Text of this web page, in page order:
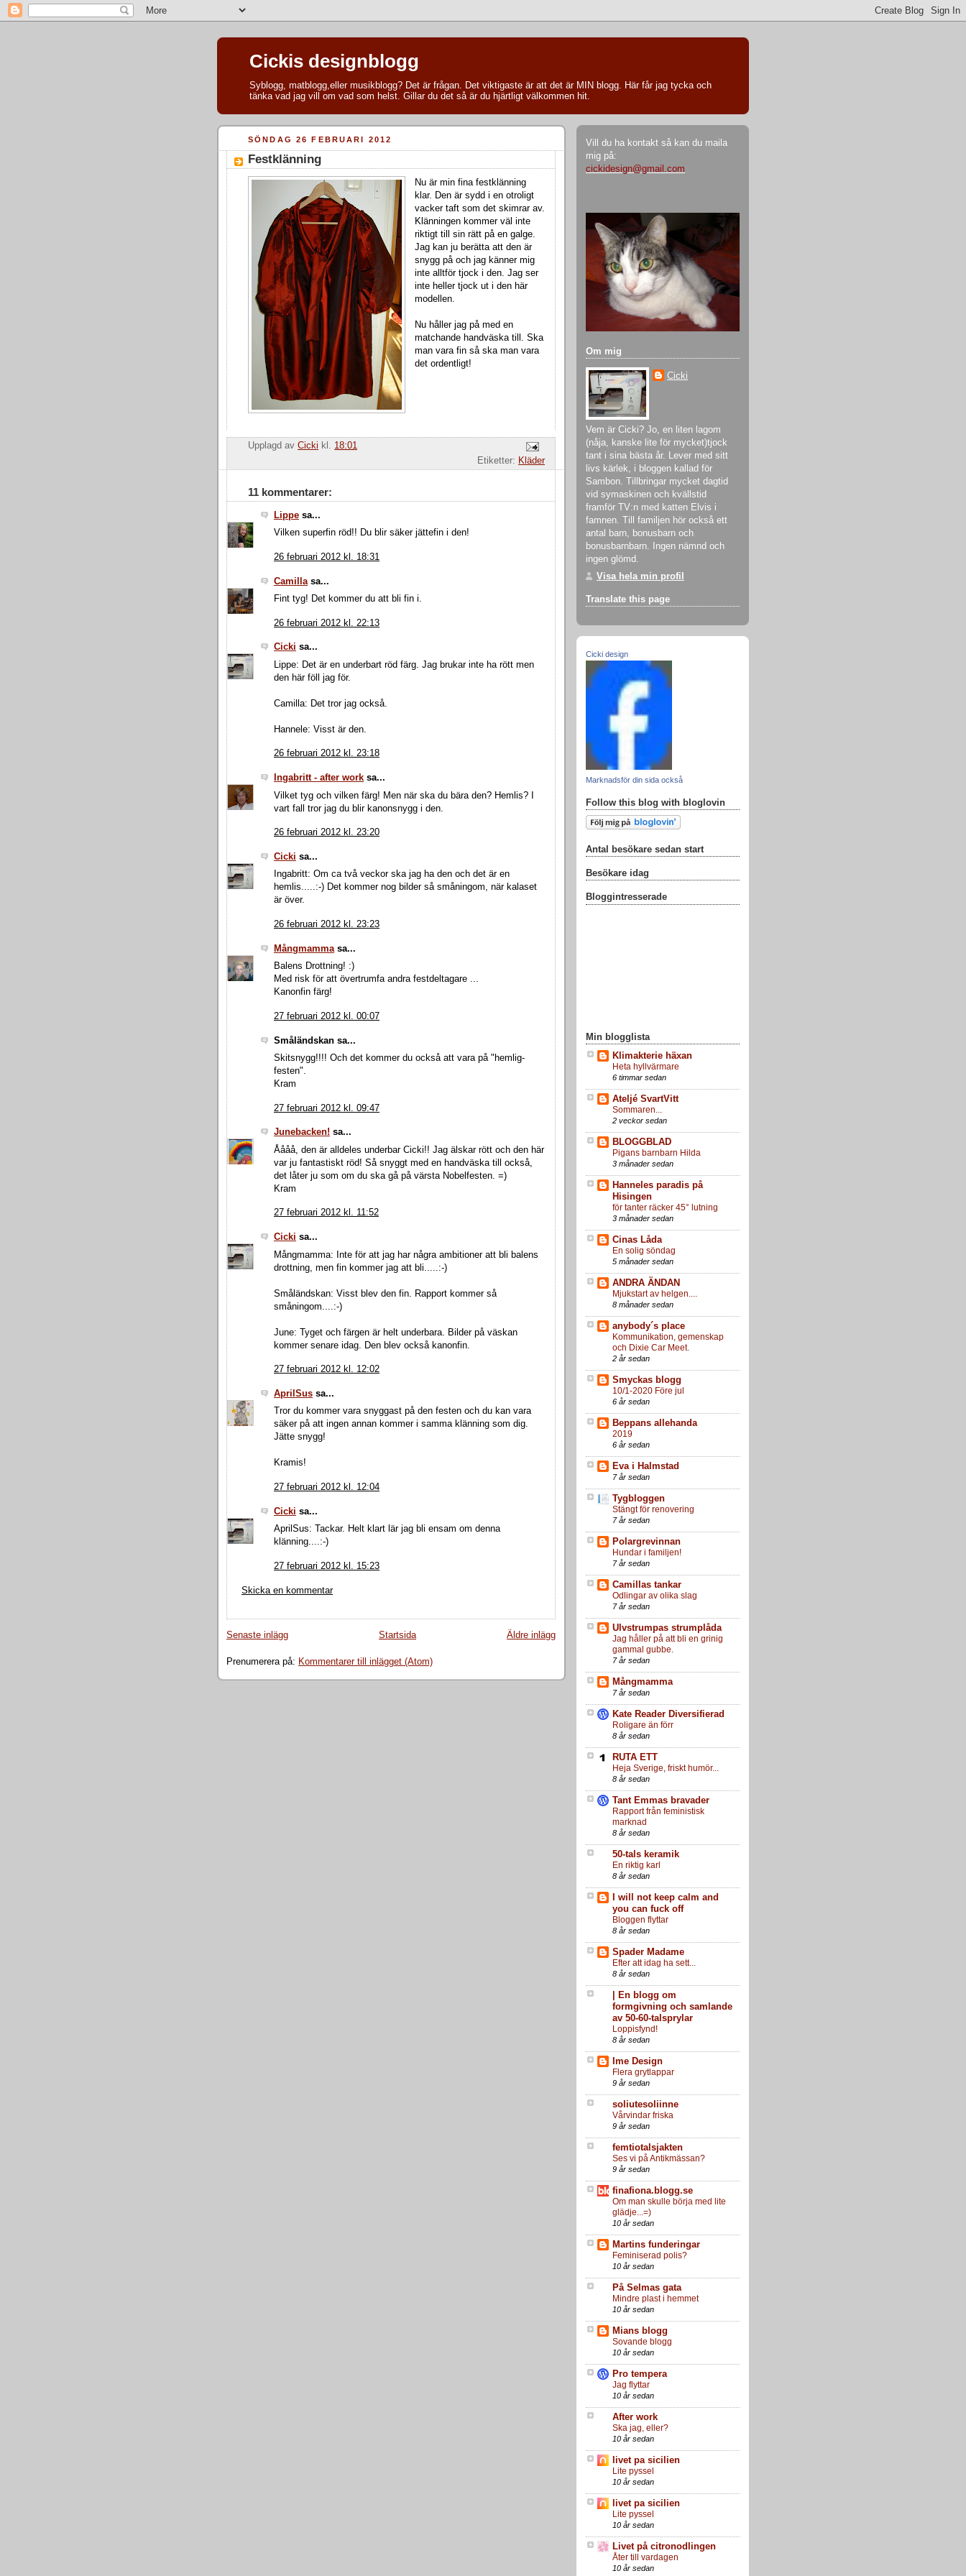
Cickis designblogg
Syblogg, matblogg,eller musikblogg? Det är frågan. Det viktigaste är att det är MIN blogg. Här får jag tycka och
tänka vad jag vill om vad som helst. Gillar du det så är du hjärtligt välkommen hit.
SÖNDAG 26 FEBRUARI 2012
Festklänning
Nu är min fina festklänning
klar. Den är sydd i en otroligt
vacker taft som det skimrar av.
Klänningen kommer väl inte
riktigt till sin rätt på en galge.
Jag kan ju berätta att den är
snygg på och jag känner mig
inte alltför tjock i den. Jag ser
inte heller tjock ut i den här
modellen.
Nu håller jag på med en
matchande handväska till. Ska
man vara fin så ska man vara
det ordentligt!
Upplagd av Cicki kl. 18:01
Etiketter: Kläder
11 kommentarer:
Lippe sa...
Vilken superfin röd!! Du blir säker jättefin i den!
26 februari 2012 kl. 18:31
Camilla sa...
Fint tyg! Det kommer du att bli fin i.
26 februari 2012 kl. 22:13
Cicki sa...
Lippe: Det är en underbart röd färg. Jag brukar inte ha rött men
den här föll jag för.
Camilla: Det tror jag också.
Hannele: Visst är den.
26 februari 2012 kl. 23:18
Ingabritt - after work sa...
Vilket tyg och vilken färg! Men när ska du bära den? Hemlis? I
vart fall tror jag du blir kanonsnygg i den.
26 februari 2012 kl. 23:20
Cicki sa...
Ingabritt: Om ca två veckor ska jag ha den och det är en
hemlis.....:-) Det kommer nog bilder så småningom, när kalaset
är över.
26 februari 2012 kl. 23:23
Mångmammasa...
Balens Drottning! :)
Med risk för att övertrumfa andra festdeltagare ...
Kanonfin färg!
27 februari 2012 kl. 00:07
Småländskan sa...
Skitsnygg!!!! Och det kommer du också att vara på "hemlig-
festen".
Kram
27 februari 2012 kl. 09:47
Junebacken! sa...
Åååå, den är alldeles underbar Cicki!! Jag älskar rött och den här
var ju fantastiskt röd! Så snyggt med en handväska till också,
det låter ju som om du ska gå på värsta Nobelfesten. =)
Kram
27 februari 2012 kl. 11:52
Cicki sa...
Mångmamma: Inte för att jag har några ambitioner att bli balens
drottning, men fin kommer jag att bli.....:-)
Småländskan: Visst blev den fin. Rapport kommer så
småningom....:-)
June: Tyget och färgen är helt underbara. Bilder på väskan
kommer senare idag. Den blev också kanonfin.
27 februari 2012 kl. 12:02
AprilSus sa...
Tror du kommer vara snyggast på den festen och du kan vara
säker på att ingen annan kommer i samma klänning som dig.
Jätte snygg!
Kramis!
27 februari 2012 kl. 12:04
Cicki sa...
AprilSus: Tackar. Helt klart lär jag bli ensam om denna
klänning....:-)
27 februari 2012 kl. 15:23
Skicka en kommentar
Senaste inlägg Äldre inlägg
Startsida
Prenumerera på: Kommentarer till inlägget (Atom)
Vill du ha kontakt så kan du maila
mig på:
cickidesign@gmail.com
Om mig
Cicki
Vem är Cicki? Jo, en liten lagom
(nåja, kanske lite för mycket)tjock
tant i sina bästa år. Lever med sitt
livs kärlek, i bloggen kallad för
Sambon. Tillbringar mycket dagtid
vid symaskinen och kvällstid
framför TV:n med katten Elvis i
famnen. Till familjen hör också ett
antal barn, bonusbarn och
bonusbarnbarn. Ingen nämnd och
ingen glömd.
Visa hela min profil
Translate this page
Cicki design
Marknadsför din sida också
Follow this blog with bloglovin
Antal besökare sedan start
Besökare idag
Bloggintresserade
Min blogglista
Klimakterie häxan
Heta hyllvärmare
6 timmar sedan
Ateljé SvartVitt
Sommaren...
2 veckor sedan
BLOGGBLAD
Pigans barnbarn Hilda
3 månader sedan
Hanneles paradis på
Hisingen
för tanter räcker 45° lutning
3 månader sedan
Cinas Låda
En solig söndag
5 månader sedan
ANDRA ÄNDAN
Mjukstart av helgen....
8 månader sedan
anybody´s place
Kommunikation, gemenskap
och Dixie Car Meet.
2 år sedan
Smyckas blogg
10/1-2020 Före jul
6 år sedan
Beppans allehanda
2019
6 år sedan
Eva i Halmstad
7 år sedan
Tygbloggen
Stängt för renovering
7 år sedan
Polargrevinnan
Hundar i familjen!
7 år sedan
Camillas tankar
Odlingar av olika slag
7 år sedan
Ulvstrumpas strumplåda
Jag håller på att bli en grinig
gammal gubbe.
7 år sedan
Mångmamma
7 år sedan
Kate Reader Diversifierad
Roligare än förr
8 år sedan
RUTA ETT
Heja Sverige, friskt humör...
8 år sedan
Tant Emmas bravader
Rapport från feministisk
marknad
8 år sedan
50-tals keramik
En riktig karl
8 år sedan
I will not keep calm and
you can fuck off
Bloggen flyttar
8 år sedan
Spader Madame
Efter att idag ha sett...
8 år sedan
| En blogg om
formgivning och samlande
av 50-60-talsprylar
Loppisfynd!
8 år sedan
Ime Design
Flera grytlappar
9 år sedan
soliutesoliinne
Vårvindar friska
9 år sedan
femtiotalsjakten
Ses vi på Antikmässan?
9 år sedan
finafiona.blogg.se
Om man skulle börja med lite
glädje...=)
10 år sedan
Martins funderingar
Feminiserad polis?
10 år sedan
På Selmas gata
Mindre plast i hemmet
10 år sedan
Mians blogg
Sovande blogg
10 år sedan
Pro tempera
Jag flyttar
10 år sedan
After work
Ska jag, eller?
10 år sedan
livet pa sicilien
Lite pyssel
10 år sedan
livet pa sicilien
Lite pyssel
10 år sedan
Livet på citronodlingen
Åter till vardagen
10 år sedan